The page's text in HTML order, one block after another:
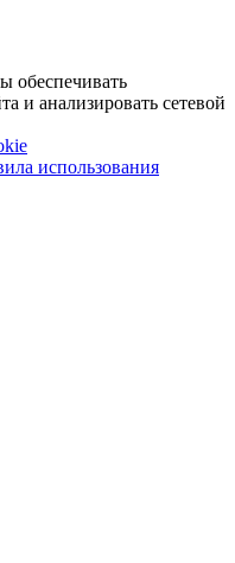
обеспечивать
и анализировать сетевой
использования